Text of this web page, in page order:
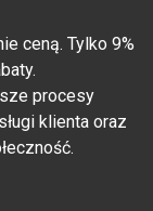
ceną. Tylko 9%
procesy
klienta oraz